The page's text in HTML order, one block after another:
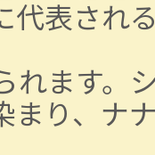
表され
ます。
り、ナ